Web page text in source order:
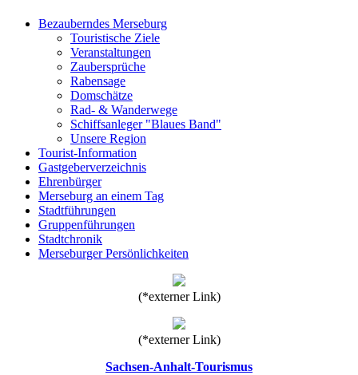
Bezauberndes Merseburg
Touristische Ziele
Veranstaltungen
Zaubersprüche
Rabensage
Domschätze
Rad- & Wanderwege
Schiffsanleger "Blaues Band"
Unsere Region
Tourist-Information
Gastgeberverzeichnis
Ehrenbürger
Merseburg an einem Tag
Stadtführungen
Gruppenführungen
Stadtchronik
Merseburger Persönlichkeiten
(*externer Link)
(*externer Link)
Sachsen-Anhalt-Tourismus